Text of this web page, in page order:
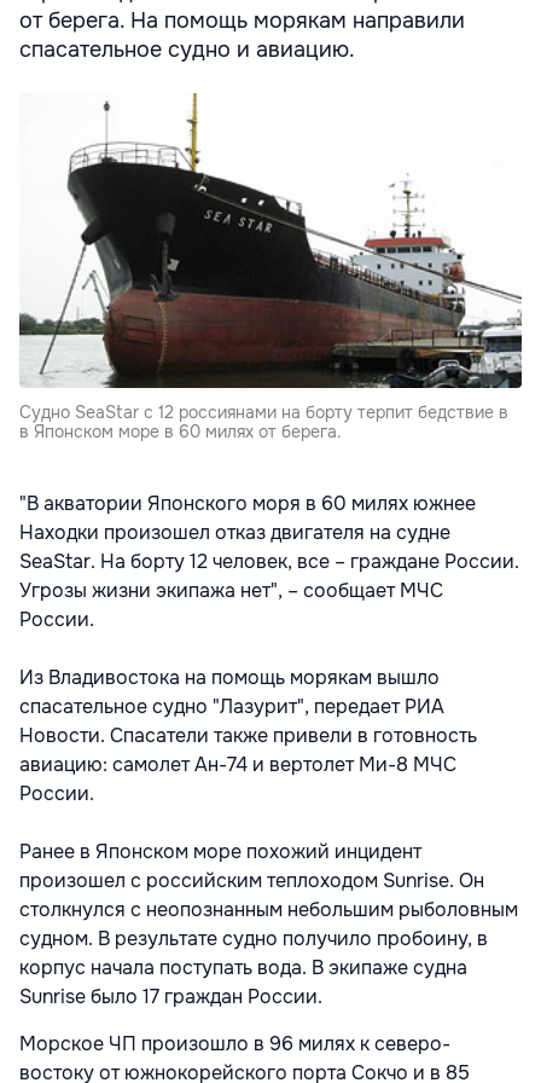
от берега. На помощь морякам направили
спасательное судно и авиацию.
Судно SeaStar с 12 россиянами на борту терпит бедствие в
в Японском море в 60 милях от берега.
"В акватории Японского моря в 60 милях южнее
Находки произошел отказ двигателя на судне
SeaStar. На борту 12 человек, все – граждане России.
Угрозы жизни экипажа нет", – сообщает МЧС
России.
Из Владивостока на помощь морякам вышло
спасательное судно "Лазурит", передает РИА
Новости. Спасатели также привели в готовность
авиацию: самолет Ан-74 и вертолет Ми-8 МЧС
России.
Ранее в Японском море похожий инцидент
произошел с российским теплоходом Sunrise. Он
столкнулся с неопознанным небольшим рыболовным
судном. В результате судно получило пробоину, в
корпус начала поступать вода. В экипаже судна
Sunrise было 17 граждан России.
Морское ЧП произошло в 96 милях к северо-
востоку от южнокорейского порта Сокчо и в 85